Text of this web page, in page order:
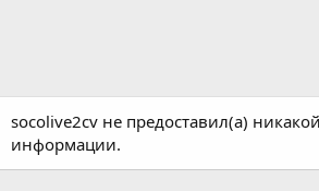
socolive2cv не предоставил(а)
информации.